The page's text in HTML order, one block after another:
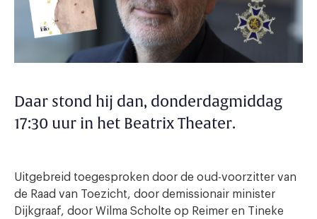
Daar stond hij dan, donderdagmiddag
17:30 uur in het Beatrix Theater.
Uitgebreid toegesproken door de oud-voorzitter van
de Raad van Toezicht, door demissionair minister
Dijkgraaf, door Wilma Scholte op Reimer en Tineke